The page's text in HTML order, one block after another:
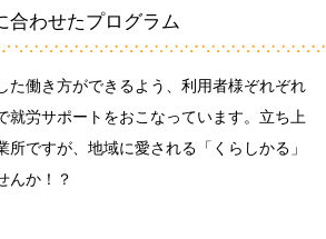
合わせたプログラム
た働き方ができるよう、利用者様ぞれぞれ
就労サポートをおこなっています。立ち上
所ですが、地域に愛される「くらしかる」
んか！？